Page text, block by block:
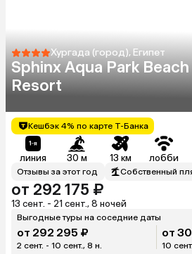
Хургада (город), Египет
Sphinx Aqua Park Beach
Resort
Кешбэк 4% по карте Т-Банка
линия 30 м 13 км лобби
Отзывы за этот год Собственный
от 292 175 ₽
13 сент. - 21 сент., 8 ночей
Выгодные туры на соседние даты
от 292 295 ₽
2 сент. - 10 сент., 8 н.
от
10